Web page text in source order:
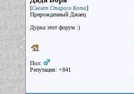
[Скелет Старого Кота]
Прирожденный Джаец
Дурка этот форум :)
Пол:
Репутация: +841